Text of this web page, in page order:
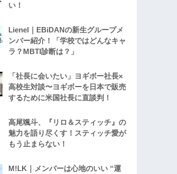
い！
Lienel｜EBiDANの新生グループメ
ンバー紹介！「学校ではどんなキャ
ラ？MBTI診断は？」
「社長に会いたい」ヨギボー社長×
高校生対談〜ヨギボーを日本で販売
するために米国社長に直談判！
高尾颯斗、『リロ＆スティッチ』の
魅力を語り尽くす！スティッチ愛が
もう止まらない！
M!LK｜メンバーは心地のいい “運